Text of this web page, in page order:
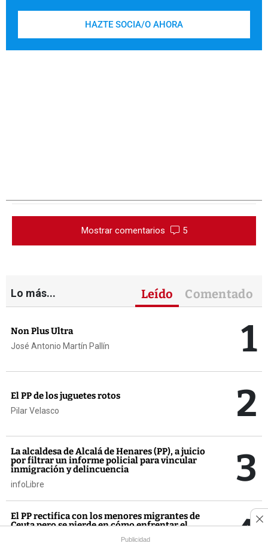
HAZTE SOCIA/O AHORA
Mostrar comentarios 5
Lo más... Leído Comentado
Non Plus Ultra
José Antonio Martín Pallín 1
El PP de los juguetes rotos
Pilar Velasco 2
La alcaldesa de Alcalá de Henares (PP), a juicio
por filtrar un informe policial para vincular
inmigración y delincuencia
infoLibre 3
El PP rectifica con los menores migrantes de
Ceuta pero se pierde en cómo enfrentar el
4
Publicidad